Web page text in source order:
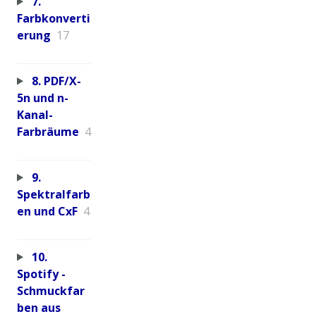
Farbkonverti
erung 17
8. PDF/X-
5n und n-
Kanal-
Farbräume 4
9.
Spektralfarb
en und CxF 4
10.
Spotify -
Schmuckfar
ben aus